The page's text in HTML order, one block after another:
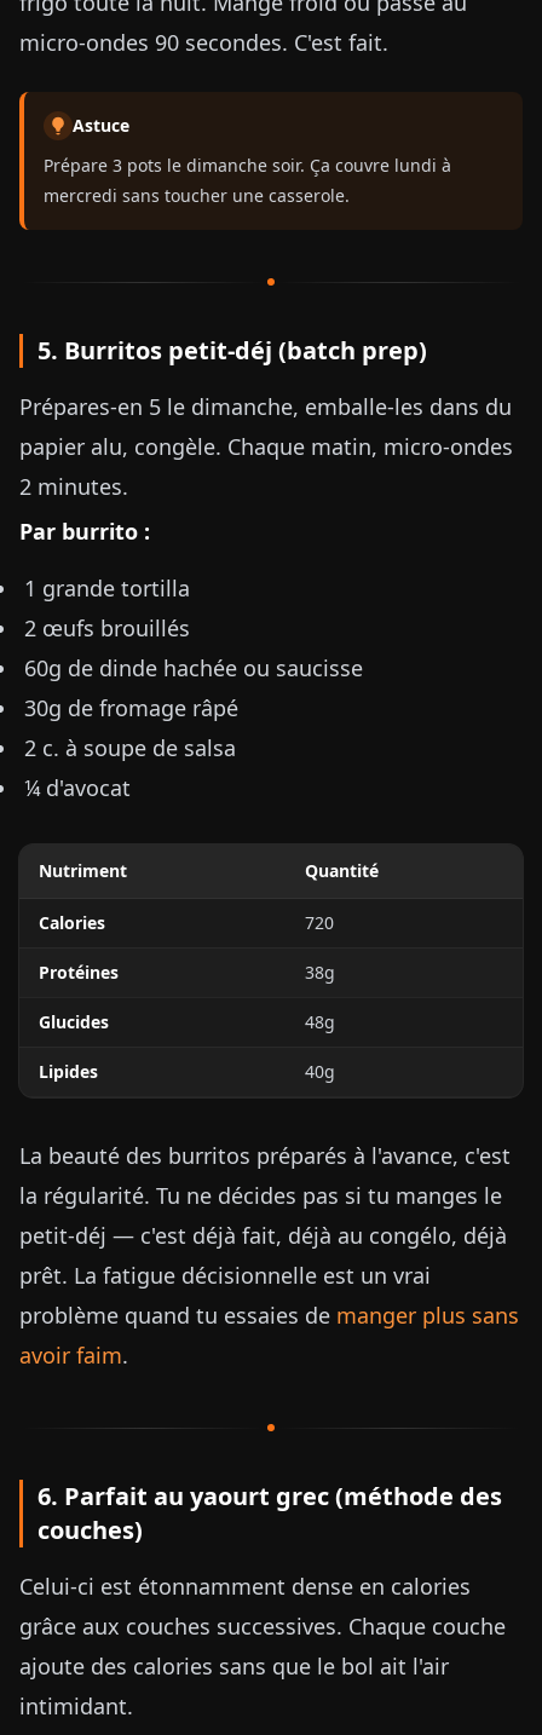
micro-ondes 90 secondes. C'est fait.
Astuce
Prépare 3 pots le dimanche soir. Ça couvre lundi à
mercredi sans toucher une casserole.
5. Burritos petit-déj (batch prep)
Prépares-en 5 le dimanche, emballe-les dans du
papier alu, congèle. Chaque matin, micro-ondes
2 minutes.
Par burrito :
1 grande tortilla
2 œufs brouillés
60g de dinde hachée ou saucisse
30g de fromage râpé
2 c. à soupe de salsa
¼ d'avocat
Nutriment Quantité
Calories 720
Protéines 38g
Glucides 48g
Lipides 40g
La beauté des burritos préparés à l'avance, c'est
la régularité. Tu ne décides pas si tu manges le
petit-déj — c'est déjà fait, déjà au congélo, déjà
prêt. La fatigue décisionnelle est un vrai
problème quand tu essaies de manger plus sans
avoir faim.
6. Parfait au yaourt grec (méthode des
couches)
Celui-ci est étonnamment dense en calories
grâce aux couches successives. Chaque couche
ajoute des calories sans que le bol ait l'air
intimidant.